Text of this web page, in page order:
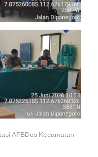
Kecamatan